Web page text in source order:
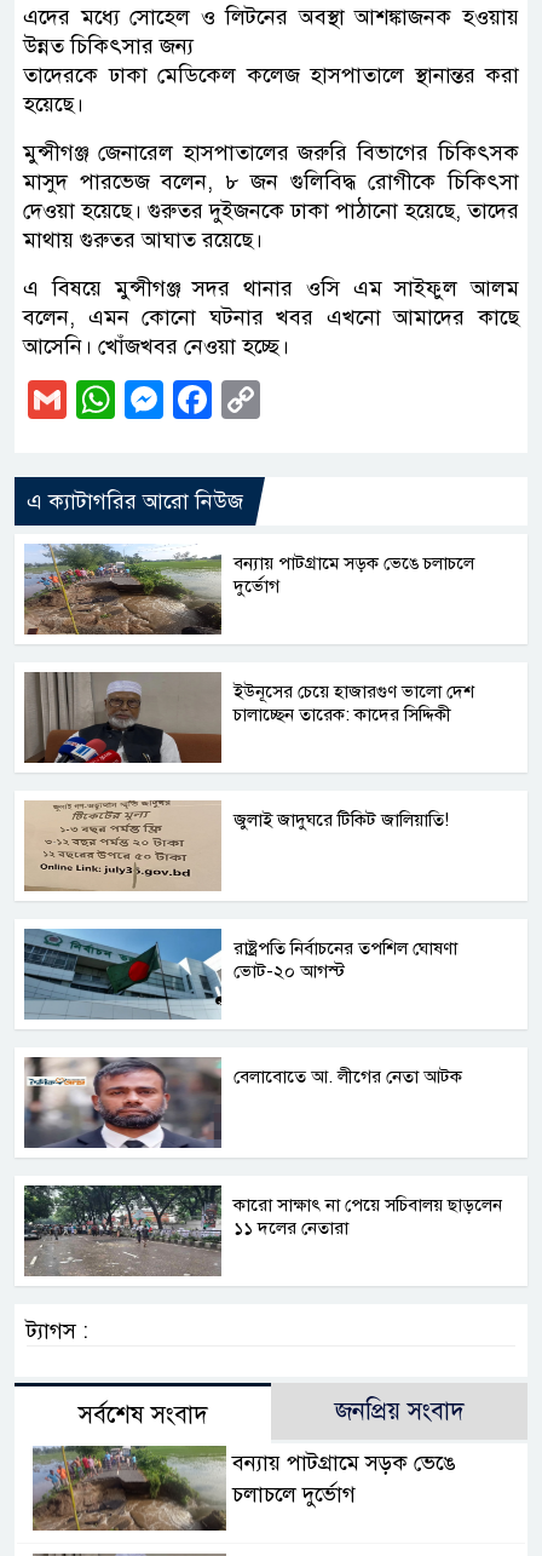
এদের মধ্যে সোহেল ও লিটনের অবস্থা আশঙ্কাজনক হওয়ায়
উন্নত চিকিৎসার জন্য
তাদেরকে ঢাকা মেডিকেল কলেজ হাসপাতালে স্থানান্তর করা
হয়েছে।
মুন্সীগঞ্জ জেনারেল হাসপাতালের জরুরি বিভাগের চিকিৎসক
মাসুদ পারভেজ বলেন, ৮ জন গুলিবিদ্ধ রোগীকে চিকিৎসা
দেওয়া হয়েছে। গুরুতর দুইজনকে ঢাকা পাঠানো হয়েছে, তাদের
মাথায় গুরুতর আঘাত রয়েছে।
এ বিষয়ে মুন্সীগঞ্জ সদর থানার ওসি এম সাইফুল আলম
বলেন, এমন কোনো ঘটনার খবর এখনো আমাদের কাছে
আসেনি। খোঁজখবর নেওয়া হচ্ছে।
GmailWhatsApp
Messenger
Facebook
এ ক্যাটাগরির আরো নিউজ
বন্যায় পাটগ্রামে সড়ক ভেঙে চলাচলে
দুর্ভোগ
ইউনূসের চেয়ে হাজারগুণ ভালো দেশ
চালাচ্ছেন তারেক: কাদের সিদ্দিকী
জুলাই জাদুঘরে টিকিট জালিয়াতি!
রাষ্ট্রপতি নির্বাচনের তপশিল ঘোষণা
ভোট-২০ আগস্ট
বেলাবোতে আ. লীগের নেতা আটক
কারো সাক্ষাৎ না পেয়ে সচিবালয় ছাড়লেন
১১ দলের নেতারা
ট্যাগস :
সর্বশেষ সংবাদ জনপ্রিয় সংবাদ
বন্যায় পাটগ্রামে সড়ক ভেঙে
চলাচলে দুর্ভোগ